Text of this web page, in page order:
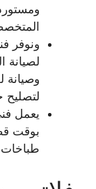
ونوفر
لصيانة
وصيانة
لتصليح
يعمل
بوقت
طباخات